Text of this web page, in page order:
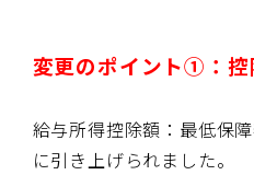
変更のポイント①：控
給与所得控除額：最低保
に引き上げられました。